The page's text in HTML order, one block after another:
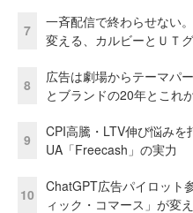
7
一斉配信で終わらせない
変える、カルビーとＵＴ
8
広告は劇場からテーマパ
とブランドの20年とこれ
9
CPI高騰・LTV伸び悩み
UA「Freecash」の実力
10
ChatGPT広告パイロッ
ィック・コマース」が変